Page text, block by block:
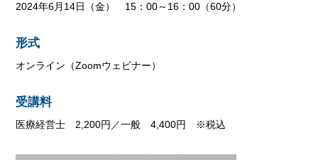
2024年6月14日（金） 15：00～16：00（60分）
形式
オンライン（Zoomウェビナー）
受講料
医療経営士 2,200円／一般 4,400円 ※税込